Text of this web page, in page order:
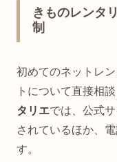
きものレンタ
制
初めてのネットレ
トについて直接相
タリエでは、公式
されているほか、
す。